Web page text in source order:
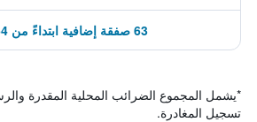
63 صفقة إضافية ابتداءً من 664 ﷼
*يشمل المجموع الضرائب المحلية المقدرة
تسجيل المغادرة.